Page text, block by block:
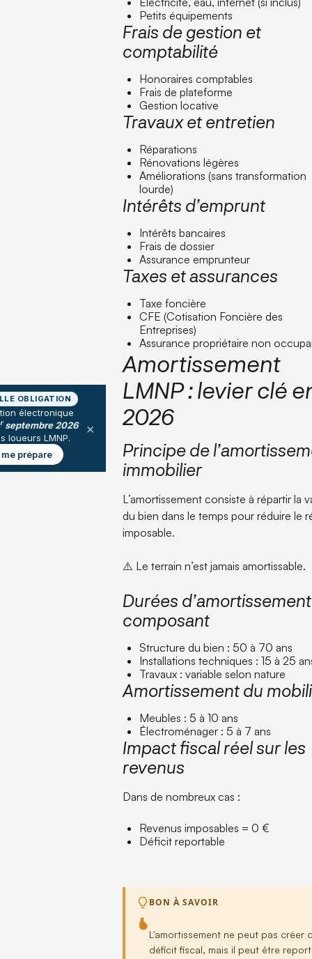
OBLIGATION
électronique
septembre 2026
loueurs LMNP.
prépare
×
Petits équipements
Frais de gestion et
comptabilité
Honoraires comptables
Frais de plateforme
Gestion locative
Travaux et entretien
Réparations
Rénovations légères
Améliorations (sans transformation
lourde)
Intérêts d’emprunt
Intérêts bancaires
Frais de dossier
Assurance emprunteur
Taxes et assurances
Taxe foncière
CFE (Cotisation Foncière des
Entreprises)
Assurance propriétaire non
Amortissement
LMNP : levier clé
2026
Principe de
immobilier
L’amortissement consiste à répartir la
du bien dans le temps pour réduire le
imposable.
⚠️ Le terrain n’est jamais amortissable.
Durées
composant
Structure du bien : 50 à 70 ans
Installations techniques : 15 à 25
Travaux : variable selon nature
Amortissement du
Meubles : 5 à 10 ans
Électroménager : 5 à 7 ans
Impact fiscal réel sur les
revenus
Dans de nombreux cas :
Revenus imposables = 0 €
Déficit reportable
BON À SAVOIR
L'amortissement ne peut pas créer
déficit fiscal, mais il peut être